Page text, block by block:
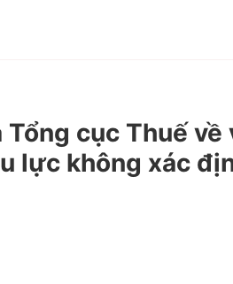
cục Thuế
lực không xác